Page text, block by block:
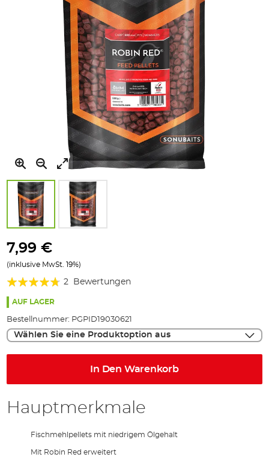
Anfang
der
Bildgalerie
springen
(inklusive MwSt. 19%)
7,99 €
Bewertung:
90%
2 Bewertungen
AUF LAGER
Bestellnummer: PGPID19030621
Wählen Sie eine Produktoption aus
In Den Warenkorb
Hauptmerkmale
Fischmehlpellets mit niedrigem Ölgehalt
Mit Robin Red erweitert